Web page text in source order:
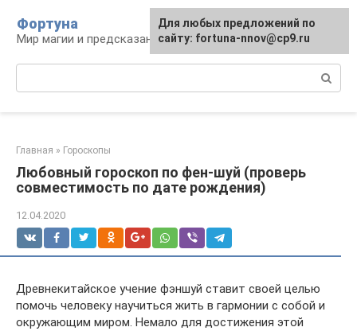
контенту
Фортуна
Мир магии и предсказаний
Главная » Гороскопы
Любовный гороскоп по фен-шуй (проверь
совместимость по дате рождения)
12.04.2020
Древнекитайское учение фэншуй ставит своей целью
помочь человеку научиться жить в гармонии с собой и
окружающим миром. Немало для достижения этой
Для любых предложений по
сайту: fortuna-nnov@cp9.ru